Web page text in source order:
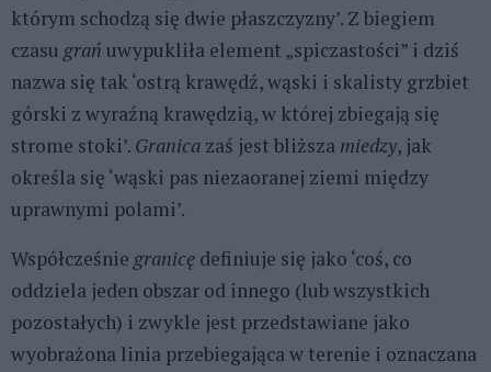
którym schodzą się dwie płaszczyzny’. Z biegiem
czasu grań uwypukliła element „spiczastości” i dziś
nazwa się tak ‘ostrą krawędź, wąski i skalisty grzbiet
górski z wyraźną krawędzią, w której zbiegają się
strome stoki’. Granica zaś jest bliższa miedzy, jak
określa się ‘wąski pas niezaoranej ziemi między
uprawnymi polami’.
Współcześnie granicę definiuje się jako ‘coś, co
oddziela jeden obszar od innego (lub wszystkich
pozostałych) i zwykle jest przedstawiane jako
wyobrażona linia przebiegająca w terenie i oznaczana